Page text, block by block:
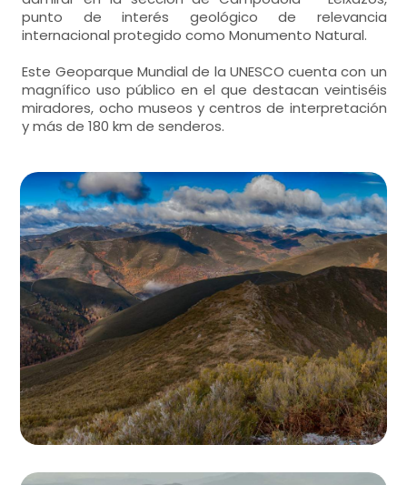
punto de interés geológico de relevancia
internacional protegido como Monumento Natural.
Este Geoparque Mundial de la UNESCO cuenta con un
magnífico uso público en el que destacan veintiséis
miradores, ocho museos y centros de interpretación
y más de 180 km de senderos.